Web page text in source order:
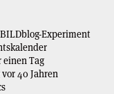
Experiment
einen Tag
40 Jahren